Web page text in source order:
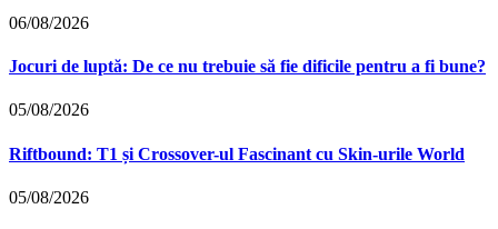
06/08/2026
Jocuri de luptă: De ce nu trebuie să fie dificile pentru a fi bune?
05/08/2026
Riftbound: T1 și Crossover-ul Fascinant cu Skin-urile World
05/08/2026